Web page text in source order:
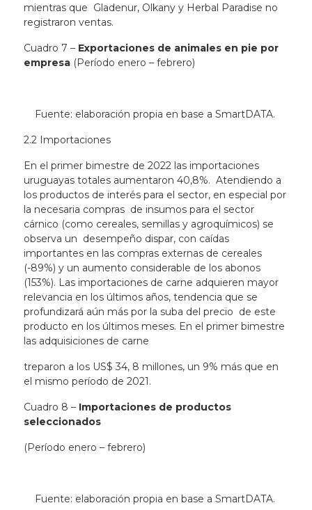
mientras que Gladenur, Olkany y Herbal Paradise no
registraron ventas.
Cuadro 7 – Exportaciones de animales en pie por
empresa (Período enero – febrero)
Fuente: elaboración propia en base a SmartDATA.
2.2 Importaciones
En el primer bimestre de 2022 las importaciones
uruguayas totales aumentaron 40,8%. Atendiendo a
los productos de interés para el sector, en especial por
la necesaria compras de insumos para el sector
cárnico (como cereales, semillas y agroquímicos) se
observa un desempeño dispar, con caídas
importantes en las compras externas de cereales
(-89%) y un aumento considerable de los abonos
(153%). Las importaciones de carne adquieren mayor
relevancia en los últimos años, tendencia que se
profundizará aún más por la suba del precio de este
producto en los últimos meses. En el primer bimestre
las adquisiciones de carne
treparon a los US$ 34, 8 millones, un 9% más que en
el mismo período de 2021.
Cuadro 8 – Importaciones de productos
seleccionados
(Período enero – febrero)
Fuente: elaboración propia en base a SmartDATA.